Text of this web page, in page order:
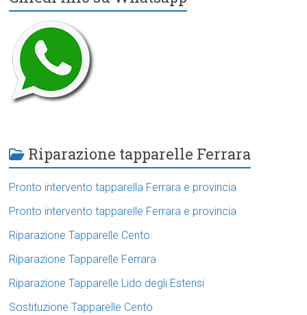
Riparazione tapparelle Ferrara
Pronto intervento tapparella Ferrara e provincia
Pronto intervento tapparelle Ferrara e provincia
Riparazione Tapparelle Cento
Riparazione Tapparelle Ferrara
Riparazione Tapparelle Lido degli Estensi
Sostituzione Tapparelle Cento